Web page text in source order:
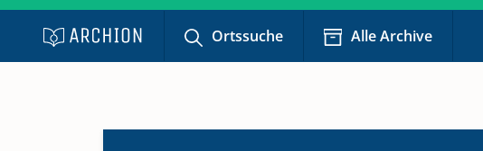
Ortssuche Alle Archive
Bestattungen 1885-1885
Bestattungen 1886-1886